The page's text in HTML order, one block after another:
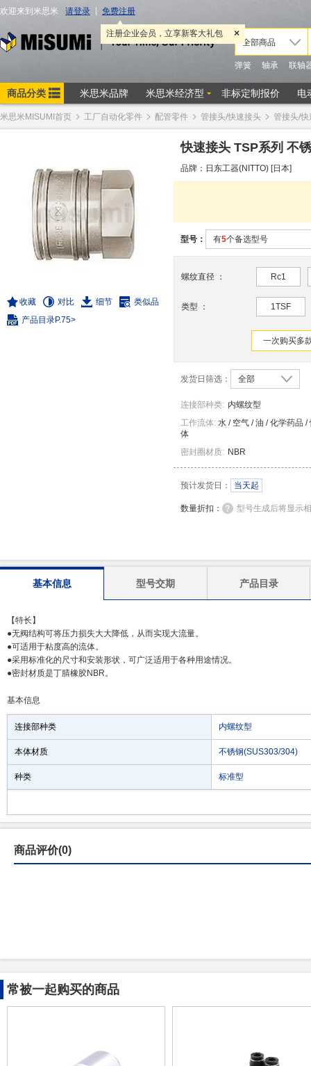
米思米MISUMI首页 工厂自动化零件 配管零件 管接头/快速接头 管接头/快
收藏 对比 细节
类似品
产品目录P.75>
快速接头 TSP系列 不
品牌：日东工器(NITTO) [日本]
型号： 有5个备选型号
螺纹直径 ： Rc1
类型 ： 1TSF
一次购买多
发货日筛选： 全部
连接部种类: 内螺纹型
工作流体: 水 / 空气 / 油 / 化学药品 /
体
密封圈材质: NBR
预计发货日： 当天起
数量折扣： 型号生成后将显示
基本信息 型号交期 产品目录
【特长】
●无阀结构可将压力损失大大降低，从而实现大流量。
●可适用于粘度高的流体。
●采用标准化的尺寸和安装形状，可广泛适用于各种用途情况。
●密封材质是丁腈橡胶NBR。
基本信息
连接部种类 内螺纹型
本体材质 不锈钢(SUS303/304)
种类 标准型
商品评价(0)
常被一起购买的商品